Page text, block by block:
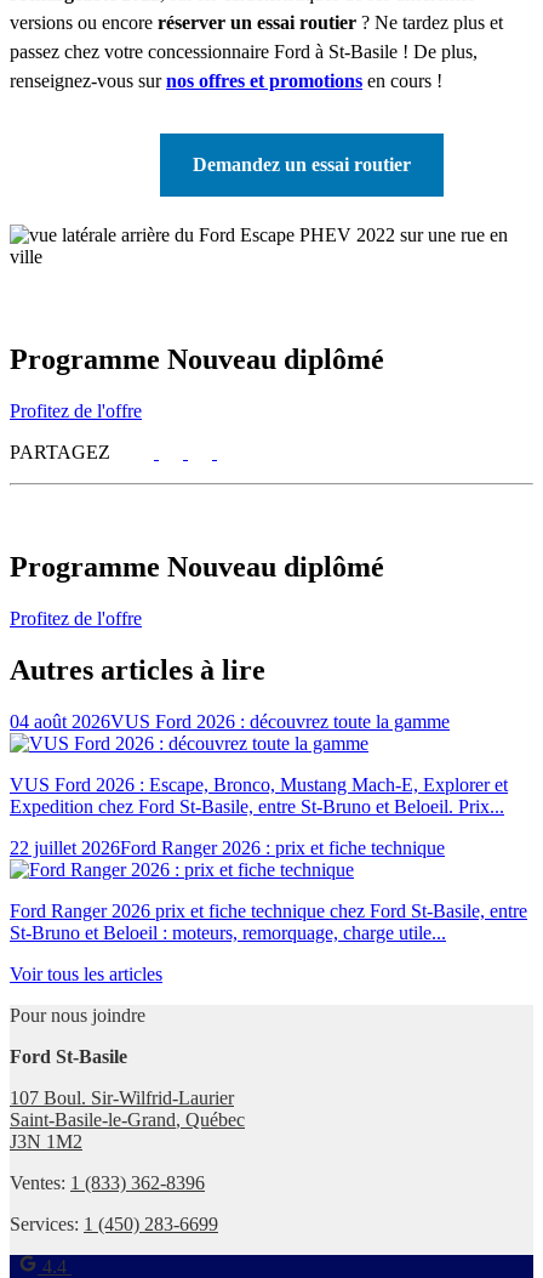
versions ou encore réserver un essai routier ? Ne tardez plus et
passez chez votre concessionnaire Ford à St-Basile ! De plus,
renseignez-vous surnos offres et promotions en cours !
Demandez un essai routier
Programme Nouveau diplômé
Profitez de l'offre
PARTAGEZ
Programme Nouveau diplômé
Profitez de l'offre
Autres articles à lire
04 août 2026VUS Ford 2026 : découvrez toute la gamme
VUS Ford 2026 : Escape, Bronco, Mustang Mach-E, Explorer et
Expedition chez Ford St-Basile, entre St-Bruno et Beloeil. Prix...
22 juillet 2026Ford Ranger 2026 : prix et fiche technique
Ford Ranger 2026 prix et fiche technique chez Ford St-Basile, entre
St-Bruno et Beloeil : moteurs, remorquage, charge utile...
Voir tous les articles
Pour nous joindre
Ford St-Basile
107 Boul. Sir-Wilfrid-Laurier
Saint-Basile-le-Grand, Québec
J3N 1M2
Ventes: 1 (833) 362-8396
Services: 1 (450) 283-6699
4.4